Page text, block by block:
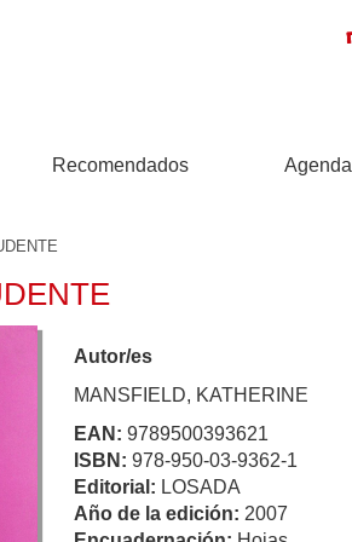
Recomendados Agenda
Autor/es
MANSFIELD, KATHERINE
EAN: 9789500393621
ISBN: 978-950-03-9362-1
Editorial: LOSADA
Año de la edición: 2007